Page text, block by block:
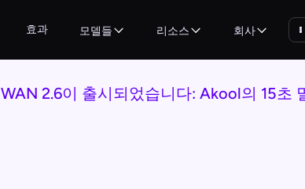
효과 모델들 리소스 회사
WAN 2.6이 출시되었습니다: Akool의 15초